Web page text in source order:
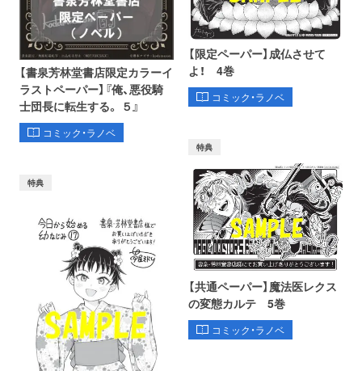
【書泉芳林堂書店限定カラーイ
ラストペーパー】『俺、悪役騎
士団長に転生する。 ５』
コミック・ラノベ
【限定ペーパー】成仏させて
よ！ 4巻
コミック・ラノベ
特典
特典
【共通ペーパー】魔法医レクス
の変態カルテ 5巻
コミック・ラノベ